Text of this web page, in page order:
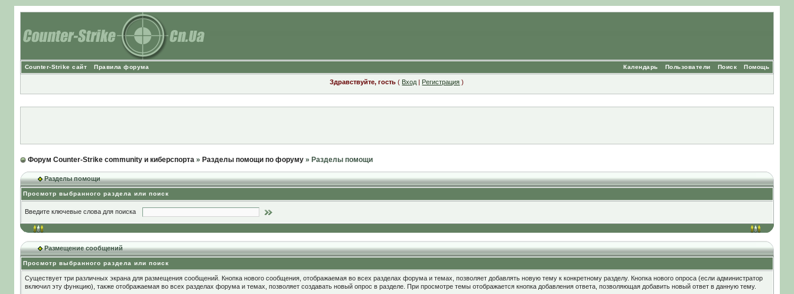
Counter-Strike сайт Правила форума Помощь
Поиск
Пользователи
Календарь
Здравствуйте, гость ( Вход | Регистрация )
Форум Counter-Strike community и киберспорта» Разделы помощи по форуму» Разделы помощи
Разделы помощи
Просмотр выбранного раздела или поиск
Введите ключевые слова для поиска
Размещение сообщений
Просмотр выбранного раздела или поиск
Существует три различных экрана для размещения сообщений. Кнопка нового сообщения, отображаемая во всех разделах форума и темах, позволяет добавлять новую тему к конкретному разделу. Кнопка нового опроса (если администратор
включил эту функцию), также отображаемая во всех разделах форума и темах, позволяет создавать новый опрос в разделе. При просмотре темы отображается кнопка добавления ответа, позволяющая добавить новый ответ в данную тему.